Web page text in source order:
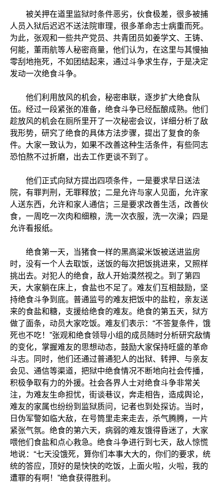
被关押在道里监狱时条件恶劣，伙食极差，很多被捕
人员入狱后迟迟不送法院审理，很多革命志士病重而死。
为此，张观和一些共产党员、共青团员如姜学文、王铸、
何能，董雨航等人秘密商量，他们认为，在这里与其慢抽
零刮地拖死，不如团结起来，通过斗争求生存，于是决定
发动一次绝食斗争。
他们利用放风的机会，秘密串联，逐步扩大绝食队
伍。经过一段紧张的准备，绝食斗争已经酝酿成熟。他们
趁放风的机会在厕所里开了一次秘密会议，详细分析了敌
我形势，研究了绝食的具体方法步骤，提出了复食的条
件。大家一致认为，如果不改善这种生活条件，有些同志
恐怕熬不过折磨，出去工作更谈不到了。
他们正式向狱方提出四项条件，一是要求早日送法
院，有罪判刑，无罪释放；二是允许与家人见面，允许家
人送东西，允许和家人通信；三是要求改善生活，改善伙
食，一周吃一次肉和细粮，洗一次衣服，洗一次澡；四是
允许看报纸。
绝食第一天，当猪食一样的黑高粱米饭被送进监房
时，没有一个人去取饭，送饭的每次把饭挑进来，又照样
挑出去。对犯人的绝食，敌人开始漠然视之。到了第四
天，大家躺在床上，食盐也不足了。难友们互相鼓励，坚
持绝食斗争到底。普通监号的难友把饭中的盐粒，亲友送
来的食盐和糖，支援给绝食的难友。绝食的第五天，狱方
做了面条，动员大家吃饭。难友们表示：“不答复条件，饿
死也不吃！”张观和绝食领导小组的成员随时分析研究敌情
的变化，掌握难友的思想动态，鼓励大家保持旺盛的革命
斗志。同时，他们还通过普通犯人的出狱、转押、与亲友
会见、通信等渠道，把狱中绝食情况不断地向社会传播，
积极争取有力的外援。社会各界人士对绝食斗争非常关
注，为难友生命担忧，街谈巷议，奔走相告，造成舆论，
难友的家属也纷纷到监狱质问，记者也到处探访。当时，
日伪军警如临大敌，在号筒里走来走去，杀气腾腾，一片
紧张气氛。绝食的第六天，病弱的难友饿得昏迷了，大家
喂他们食盐和点心救急。绝食斗争进行到七天，敌人惊慌
地说：“七天没饿死，算你们本事大大的，你们的要求，统
统的答应，顶好的是快快的吃饭，上面火啦，火啦，我的
遭罪的有啊！”绝食获得胜利。